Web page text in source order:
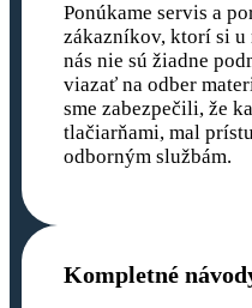
Ponúkame servis a
zákazníkov, ktorí si
nás nie sú žiadne
viazať na odber
sme zabezpečili, že
tlačiarňami, mal
odborným službám.
Kompletné